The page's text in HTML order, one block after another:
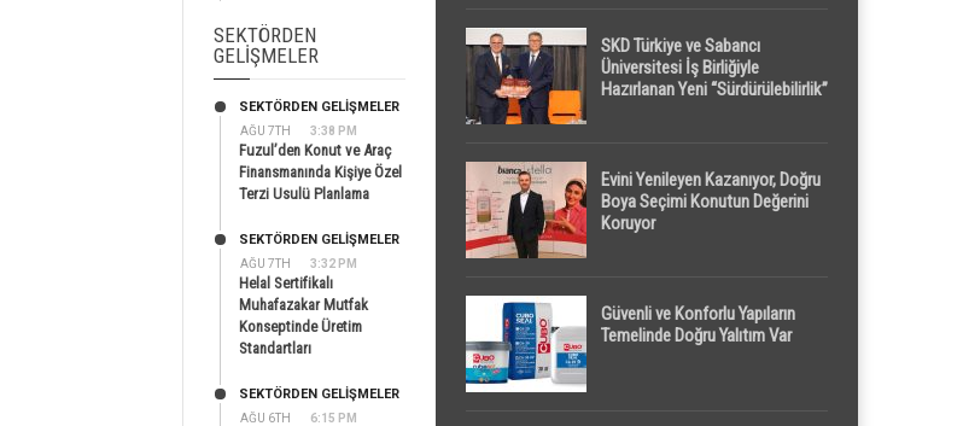
SEKTÖRDEN
GELIŞMELER
AĞU 7TH 3:38 PM
SEKTÖRDEN GELIŞMELER
Fuzul’den Konut ve Araç
Finansmanında Kişiye Özel
Terzi Usulü Planlama
AĞU 7TH 3:32 PM
SEKTÖRDEN GELIŞMELER
Helal Sertifikalı
Muhafazakar Mutfak
Konseptinde Üretim
Standartları
AĞU 6TH 6:15 PM
SEKTÖRDEN GELIŞMELER
SKD Türkiye ve Sabancı
Üniversitesi İş Birliğiyle
Hazırlanan Yeni “Sürdürülebilirlik”
Evini Yenileyen Kazanıyor, Doğru
Boya Seçimi Konutun Değerini
Koruyor
Güvenli ve Konforlu Yapıların
Temelinde Doğru Yalıtım Var